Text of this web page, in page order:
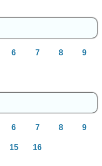
6 7 8 9
6 7 8 9
15 16